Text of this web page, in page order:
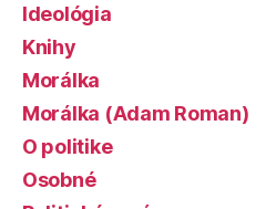
Ideológia
Knihy
Morálka
Morálka (Adam Roman)
O politike
Osobné